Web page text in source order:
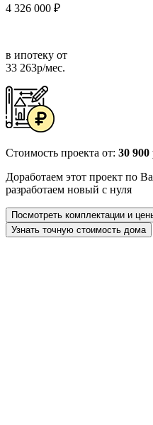
4 326 000 ₽
в ипотеку от
33 263р/мес.
Стоимость проекта от: 30 900
Доработаем этот проект по
разработаем новый с нуля
Посмотреть комплектации и
Узнать точную стоимость дома